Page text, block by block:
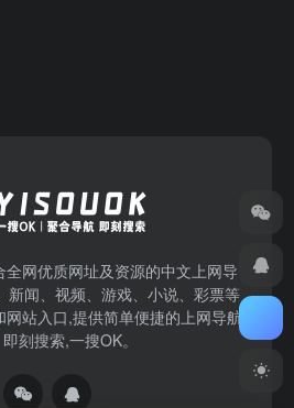
网优质网址及资源的中文上网导
新闻、视频、游戏、小说、彩票等
站入口,提供简单便捷的上网导航
刻搜索,一搜OK。